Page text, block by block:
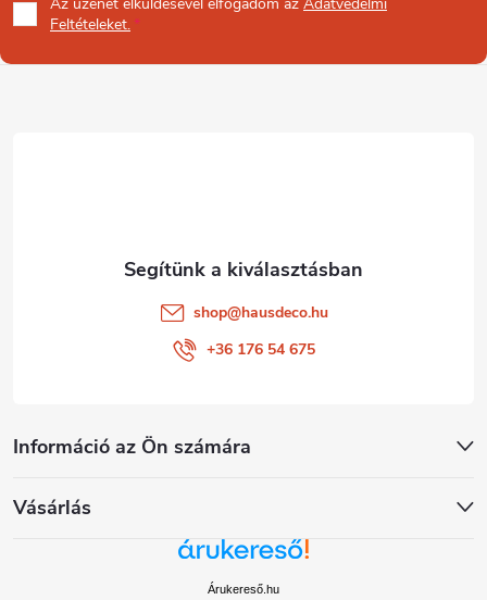
b
Az üzenet elküldésével elfogadom az Adatvédelmi
Feltételeket.
Információ az Ön számára
Vásárlás
shop@hausdeco.hu
+36 176 54 675
Árukereső.hu